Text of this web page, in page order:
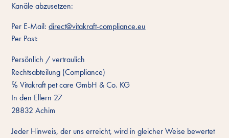
Kanäle abzusetzen:
Per E-Mail:direct@vitakraft-compliance.eu
Per Post:
Persönlich / vertraulich
Rechtsabteilung (Compliance)
℅ Vitakraft pet care GmbH & Co. KG
In den Ellern 27
28832 Achim
Jeder Hinweis, der uns erreicht, wird in gleicher Weise bewertet